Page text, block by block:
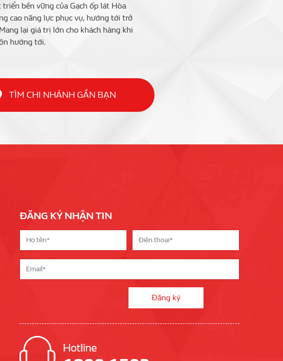
bền vững của Gạch ốp lát Hòa
cao năng lực phục vụ, hướng tới trở
lại giá trị lớn cho khách hàng khi
hướng tới.
TÌM CHI NHÁNH GẦN BẠN
ĐĂNG KÝ NHẬN TIN